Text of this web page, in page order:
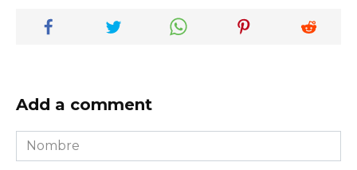
Add a comment
Nombre
*